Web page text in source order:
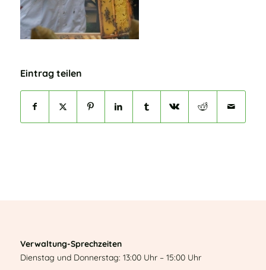
Eintrag teilen
Verwaltung-Sprechzeiten
Dienstag und Donnerstag: 13:00 Uhr – 15:00 Uhr